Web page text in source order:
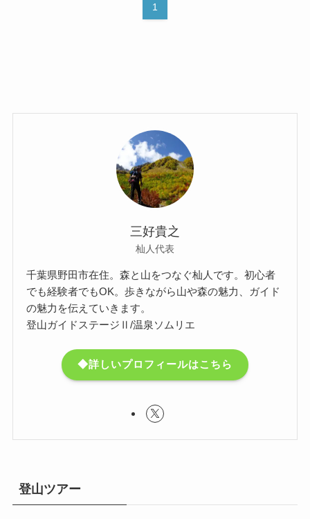
1
三好貴之
杣人代表
千葉県野田市在住。森と山をつなぐ杣人です。初心者
でも経験者でもOK。歩きながら山や森の魅力、ガイド
の魅力を伝えていきます。
登山ガイドステージⅡ/温泉ソムリエ
◆詳しいプロフィールはこちら
登山ツアー